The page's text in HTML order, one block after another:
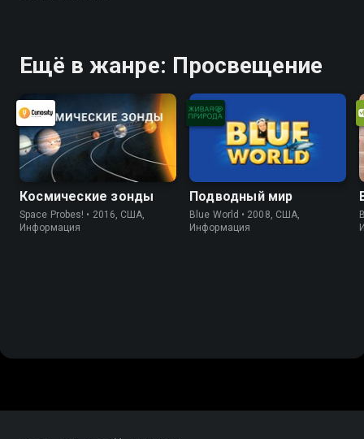
Ещё в жанре: Просвещение
Космические зонды
Space Probes! • 2016, США,
Информация
Подводный мир
Blue World • 2008, США,
Информация